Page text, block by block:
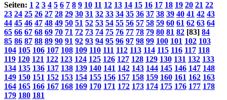
Seiten: 1 2 3 4 5 6 7 8 9 10 11 12 13 14 15 16 17 18 19 20 21 22
23 24 25 26 27 28 29 30 31 32 33 34 35 36 37 38 39 40 41 42 43
44 45 46 47 48 49 50 51 52 53 54 55 56 57 58 59 60 61 62 63 64
65 66 67 68 69 70 71 72 73 74 75 76 77 78 79 80 81 82 [83] 84
85 86 87 88 89 90 91 92 93 94 95 96 97 98 99 100 101 102 103
104 105 106 107 108 109 110 111 112 113 114 115 116 117 118
119 120 121 122 123 124 125 126 127 128 129 130 131 132 133
134 135 136 137 138 139 140 141 142 143 144 145 146 147 148
149 150 151 152 153 154 155 156 157 158 159 160 161 162 163
164 165 166 167 168 169 170 171 172 173 174 175 176 177 178
179 180 181